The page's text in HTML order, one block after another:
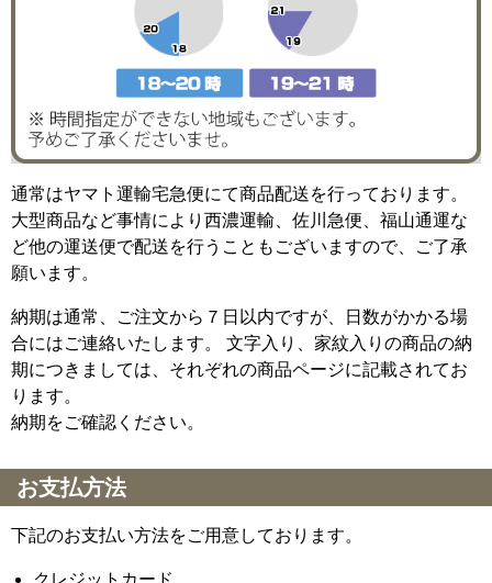
通常はヤマト運輸宅急便にて商品配送を行っております。
大型商品など事情により西濃運輸、佐川急便、福山通運な
ど他の運送便で配送を行うこともございますので、ご了承
願います。
納期は通常、ご注文から７日以内ですが、日数がかかる場
合にはご連絡いたします。 文字入り、家紋入りの商品の納
期につきましては、それぞれの商品ページに記載されてお
ります。
納期をご確認ください。
お支払方法
下記のお支払い方法をご用意しております。